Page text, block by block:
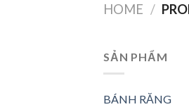
HOME /
SẢN PHẨM
BÁNH RĂNG